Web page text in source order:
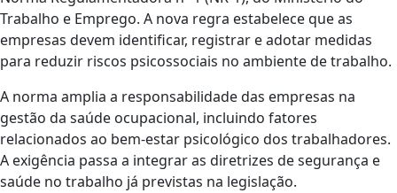
Trabalho e Emprego. A nova regra estabelece que as
empresas devem identificar, registrar e adotar medidas
para reduzir riscos psicossociais no ambiente de trabalho.
A norma amplia a responsabilidade das empresas na
gestão da saúde ocupacional, incluindo fatores
relacionados ao bem-estar psicológico dos trabalhadores.
A exigência passa a integrar as diretrizes de segurança e
saúde no trabalho já previstas na legislação.